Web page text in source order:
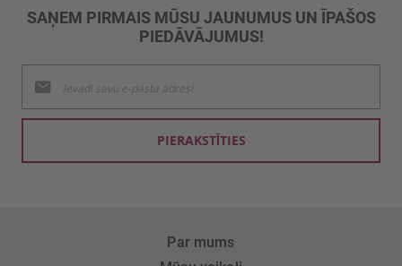
SAŅEM PIRMAIS MŪSU JAUNUMUS UN ĪPAŠOS
PIEDĀVĀJUMUS!
jaunumu
saņemšanai:
PIERAKSTĪTIES
Par mums